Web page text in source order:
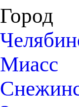
Город
Миасс